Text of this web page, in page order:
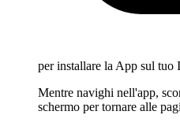
per installare la App sul tuo
Mentre navighi nell'app,
schermo per tornare alle